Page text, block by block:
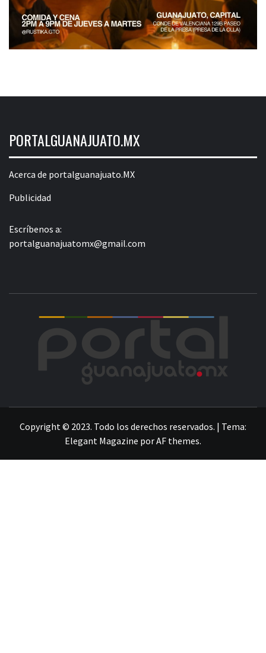
PORTALGUANAJUATO.MX
Acerca de portalguanajuato.MX
Publicidad
Escríbenos a:
portalguanajuatomx@gmail.com
Copyright © 2023. Todo los derechos reservados. | Tema:
Elegant Magazine porAF themes.